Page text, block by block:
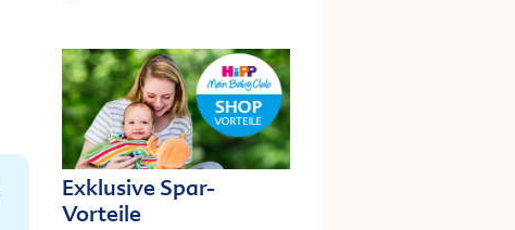
Exklusive Spar-
Vorteile